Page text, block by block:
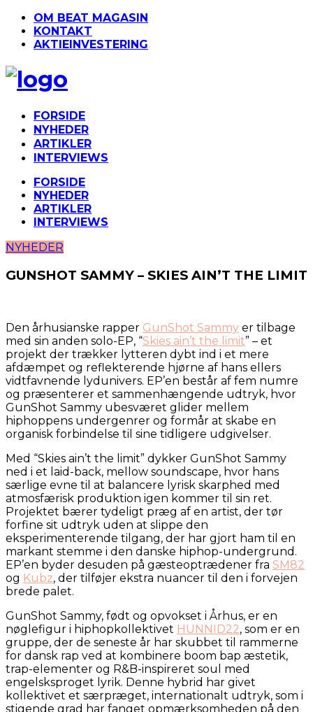
OM BEAT MAGASIN
KONTAKT
AKTIEINVESTERING
FORSIDE
NYHEDER
ARTIKLER
INTERVIEWS
FORSIDE
NYHEDER
ARTIKLER
INTERVIEWS
NYHEDER
GUNSHOT SAMMY – SKIES AIN’T THE LIMIT
Den århusianske rapper GunShot Sammy er tilbage
med sin anden solo-EP, “Skies ain’t the limit” – et
projekt der trækker lytteren dybt ind i et mere
afdæmpet og reflekterende hjørne af hans ellers
vidtfavnende lydunivers. EP’en består af fem numre
og præsenterer et sammenhængende udtryk, hvor
GunShot Sammy ubesværet glider mellem
hiphoppens undergenrer og formår at skabe en
organisk forbindelse til sine tidligere udgivelser.
Med “Skies ain’t the limit” dykker GunShot Sammy
ned i et laid-back, mellow soundscape, hvor hans
særlige evne til at balancere lyrisk skarphed med
atmosfærisk produktion igen kommer til sin ret.
Projektet bærer tydeligt præg af en artist, der tør
forfine sit udtryk uden at slippe den
eksperimenterende tilgang, der har gjort ham til en
markant stemme i den danske hiphop-undergrund.
EP’en byder desuden på gæsteoptrædener fra SM82
og Kubz, der tilføjer ekstra nuancer til den i forvejen
brede palet.
GunShot Sammy, født og opvokset i Århus, er en
nøglefigur i hiphopkollektivet HUNNID22, som er en
gruppe, der de seneste år har skubbet til rammerne
for dansk rap ved at kombinere boom bap æstetik,
trap-elementer og R&B-inspireret soul med
engelsksproget lyrik. Denne hybrid har givet
kollektivet et særpræget, internationalt udtryk, som i
stigende grad har fanget opmærksomheden på den